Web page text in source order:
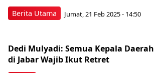
Berita Utama Jumat, 21 Feb 2025 - 14:50
Dedi Mulyadi: Semua Kepala Daerah
di Jabar Wajib Ikut Retret